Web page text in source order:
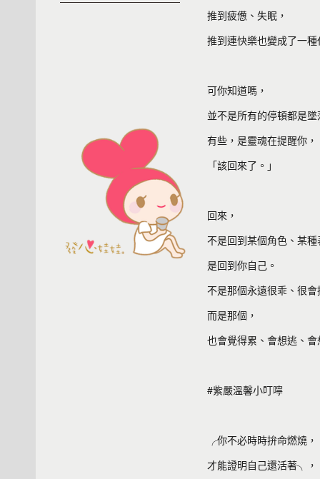
推到疲憊、失眠，
推到連快樂也變成了一種
可你知道嗎，
並不是所有的停頓都是墜
有些，是靈魂在提醒你，
「該回來了。」
回來，
不是回到某個角色、某種
是回到你自己。
不是那個永遠很乖、很
而是那個，
也會覺得累、會想逃、
#紫嚴溫馨小叮嚀
╭你不必時時拚命燃燒，
才能證明自己還活著╮，